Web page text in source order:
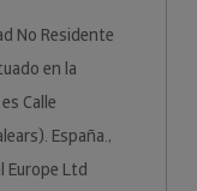
No Residente
en la
Calle
España.,
Europe Ltd